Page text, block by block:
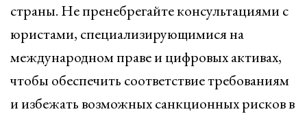
страны. Не пренебрегайте консультациями с
юристами, специализирующимися на
международном праве и цифровых активах,
чтобы обеспечить соответствие требованиям
и избежать возможных санкционных рисков в